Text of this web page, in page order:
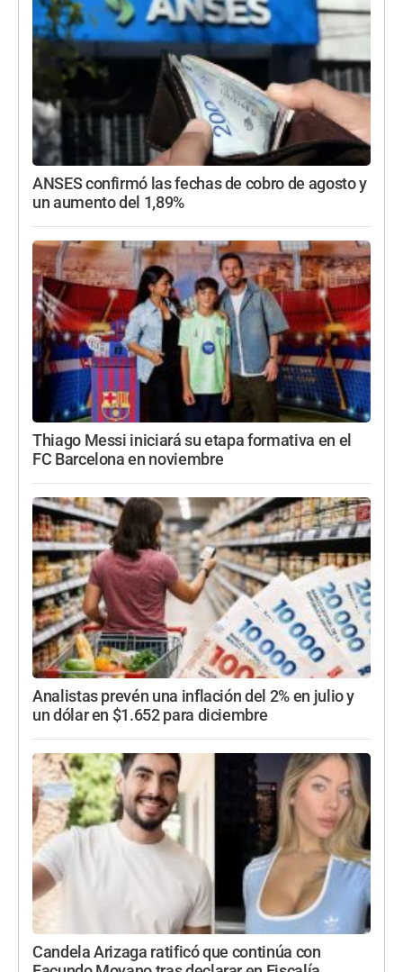
ANSES confirmó las fechas de cobro de agosto y
un aumento del 1,89%
Thiago Messi iniciará su etapa formativa en el
FC Barcelona en noviembre
Analistas prevén una inflación del 2% en julio y
un dólar en $1.652 para diciembre
Candela Arizaga ratificó que continúa con